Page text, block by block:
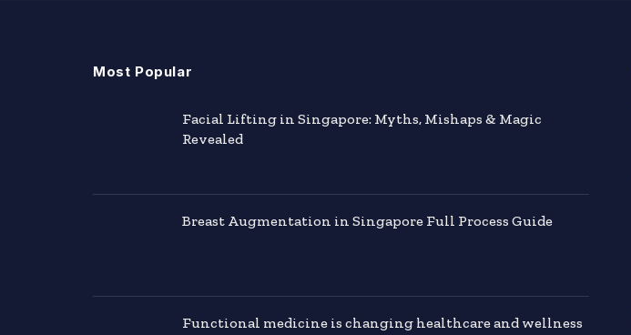
Most Popular
Facial Lifting in Singapore: Myths, Mishaps & Magic
Revealed
Breast Augmentation in Singapore Full Process Guide
Functional medicine is changing healthcare and wellness